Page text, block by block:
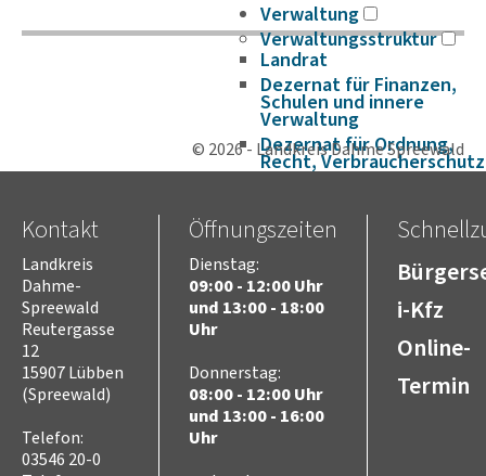
Verwaltung
Verwaltungsstruktur
Landrat
Dezernat für Finanzen,
Schulen und innere
Verwaltung
Dezernat für Ordnung,
Recht, Verbraucherschutz
und
Dezernat für Verkehr,
Bauen, Umwelt und Wirt­
Dezernat für Soziales,
Jugend, Gesundheit,
Integration, Kultur und
Satzungen und Richtlinien
Amtsblätter
Ausschreibungen
© 2026 - Landkreis Dahme Spreewald
Kontakt
Landkreis
Dahme-
Spreewald
Reutergasse
12
15907 Lübben
(Spreewald)
Telefon:
03546 20-0
Öffnungszeiten
Dienstag:
09:00 - 12:00 Uhr
und 13:00 - 18:00
Uhr
Donnerstag:
08:00 - 12:00 Uhr
und 13:00 - 16:00
Uhr
i-Kfz
Online-
Termin